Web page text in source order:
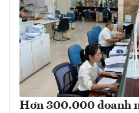
Hơn 300.000 doanh